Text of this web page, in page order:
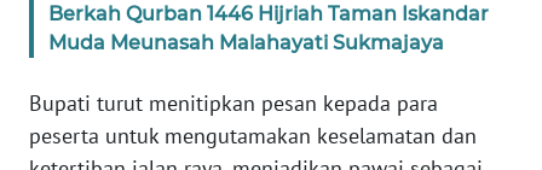
Berkah Qurban 1446 Hijriah Taman Iskandar
Muda Meunasah Malahayati Sukmajaya
Bupati turut menitipkan pesan kepada para
peserta untuk mengutamakan keselamatan dan
BABEL
SUMBAR